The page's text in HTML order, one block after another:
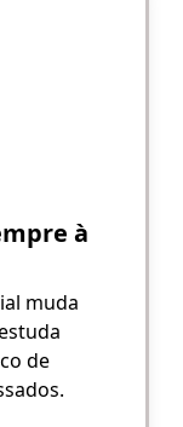
à
muda
de